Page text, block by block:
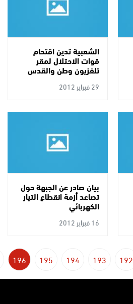
الشعبية تدين اقتحام
قوات الاحتلال لمقر
تلفزيون وطن والقدس
التربوي ادانت الجبهة29 فبراير 2012
بيان صادر عن الجبهة حول
تصاعد أزمة انقطاع التيار
الكهربائي
16 فبراير 2012
192
193
194
195
196